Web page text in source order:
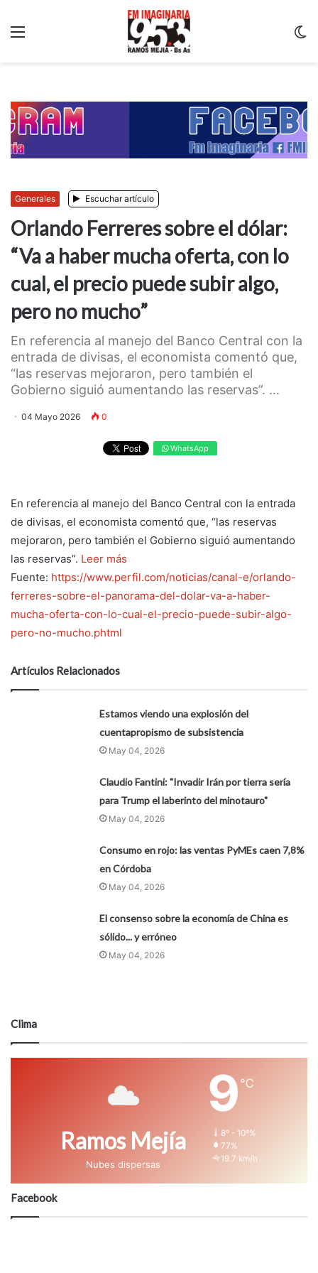
Generales Escuchar artículo
Orlando Ferreres sobre el dólar:
“Va a haber mucha oferta, con lo
cual, el precio puede subir algo,
pero no mucho”
En referencia al manejo del Banco Central con la
entrada de divisas, el economista comentó que,
“las reservas mejoraron, pero también el
Gobierno siguió aumentando las reservas”. ...
04 Mayo 2026 0
WhatsApp
En referencia al manejo del Banco Central con la entrada
de divisas, el economista comentó que, “las reservas
mejoraron, pero también el Gobierno siguió aumentando
las reservas”. Leer más
Fuente: https://www.perfil.com/noticias/canal-e/orlando-
ferreres-sobre-el-panorama-del-dolar-va-a-haber-
mucha-oferta-con-lo-cual-el-precio-puede-subir-algo-
pero-no-mucho.phtml
Artículos Relacionados
Estamos viendo una explosión del
cuentapropismo de subsistencia
May 04, 2026
Claudio Fantini: "Invadir Irán por tierra sería
para Trump el laberinto del minotauro"
May 04, 2026
Consumo en rojo: las ventas PyMEs caen 7,8%
en Córdoba
May 04, 2026
El consenso sobre la economía de China es
sólido... y erróneo
May 04, 2026
Clima
Ramos Mejía
Nubes dispersas
9 ℃
8º - 10º%
77%
19.7 km/h
Facebook